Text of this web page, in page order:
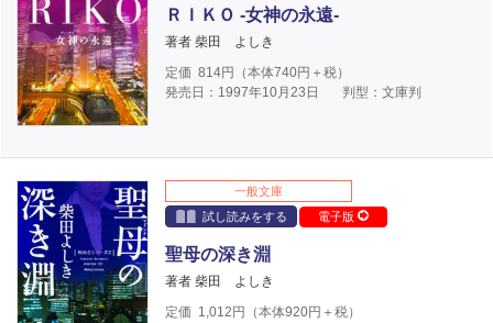
ＲＩＫＯ ‐女神の永遠‐
著者 柴田 よしき
定価 814円（本体740円＋税）
発売日：1997年10月23日
判型：文庫判
一般文庫
試し読みをする
電子版
聖母の深き淵
著者 柴田 よしき
定価 1,012 円（本体920円＋税）